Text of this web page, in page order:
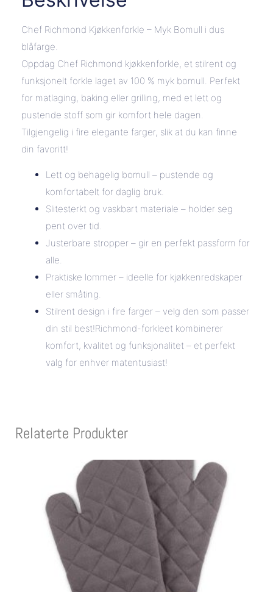
Chef Richmond Kjøkkenforkle – Myk Bomull i dus
blåfarge.
Oppdag Chef Richmond kjøkkenforkle, et stilrent og
funksjonelt forkle laget av 100 % myk bomull. Perfekt
for matlaging, baking eller grilling, med et lett og
pustende stoff som gir komfort hele dagen.
Tilgjengelig i fire elegante farger, slik at du kan finne
din favoritt!
Lett og behagelig bomull – pustende og
komfortabelt for daglig bruk.
Slitesterkt og vaskbart materiale – holder seg
pent over tid.
Justerbare stropper – gir en perfekt passform for
alle.
Praktiske lommer – ideelle for kjøkkenredskaper
eller småting.
Stilrent design i fire farger – velg den som passer
din stil best!Richmond-forkleet kombinerer
komfort, kvalitet og funksjonalitet – et perfekt
valg for enhver matentusiast!
Relaterte Produkter